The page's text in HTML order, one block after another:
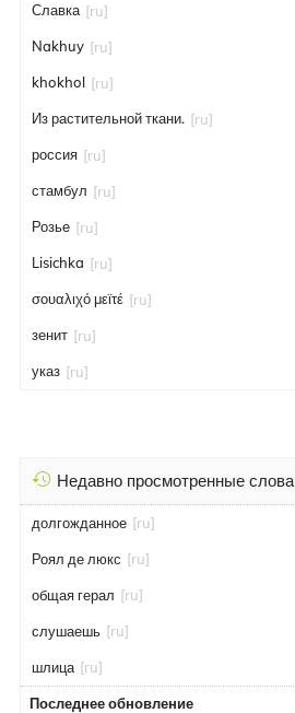
Славка [ru]
Nakhuy [ru]
khokhol [ru]
Из растительной ткани. [ru]
россия [ru]
стамбул [ru]
Розье [ru]
Lisichka [ru]
σουαλιχό μεϊτέ [ru]
зенит [ru]
указ [ru]
Недавно просмотренные слова
долгожданное [ru]
Роял де люкс [ru]
общая герал [ru]
слушаешь [ru]
шлица [ru]
Последнее обновление